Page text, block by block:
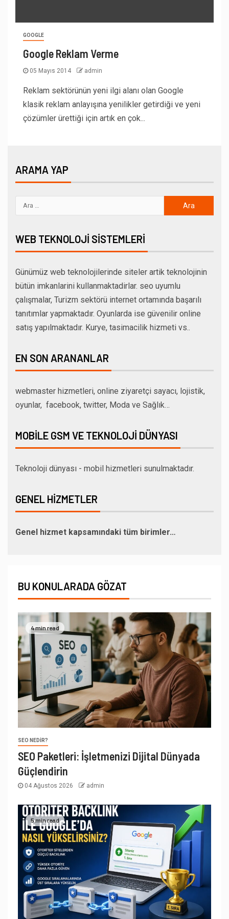
GOOGLE
Google Reklam Verme
05 Mayıs 2014 admin
Reklam sektörünün yeni ilgi alanı olan Google
klasik reklam anlayışına yenilikler getirdiği ve yeni
çözümler ürettiği için artık en çok...
ARAMA YAP
WEB TEKNOLOJI SISTEMLERI
Günümüz web teknolojilerinde siteler artik teknolojinin
bütün imkanlarini kullanmaktadirlar. seo uyumlu
çalışmalar, Turizm sektörü internet ortamında başarılı
tanıtımlar yapmaktadır. Oyunlarda ise güvenilir online
satış yapılmaktadır. Kurye, tasimacilik hizmeti vs..
EN SON ARANANLAR
webmaster hizmetleri, online ziyaretçi sayacı, lojistik,
oyunlar, facebook, twitter, Moda ve Sağlık…
MOBILE GSM VE TEKNOLOJI DÜNYASI
Teknoloji dünyası - mobil hizmetleri sunulmaktadır.
GENEL HIZMETLER
Genel hizmet kapsamındaki tüm birimler…
BU KONULARADA GÖZAT
4 min read
SEO NEDIR?
SEO Paketleri: İşletmenizi Dijital Dünyada
Güçlendirin
04 Ağustos 2026 admin
5 min read